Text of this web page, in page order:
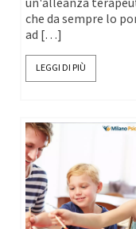
che da sempre lo
ad […]
LEGGI DI PIÙ